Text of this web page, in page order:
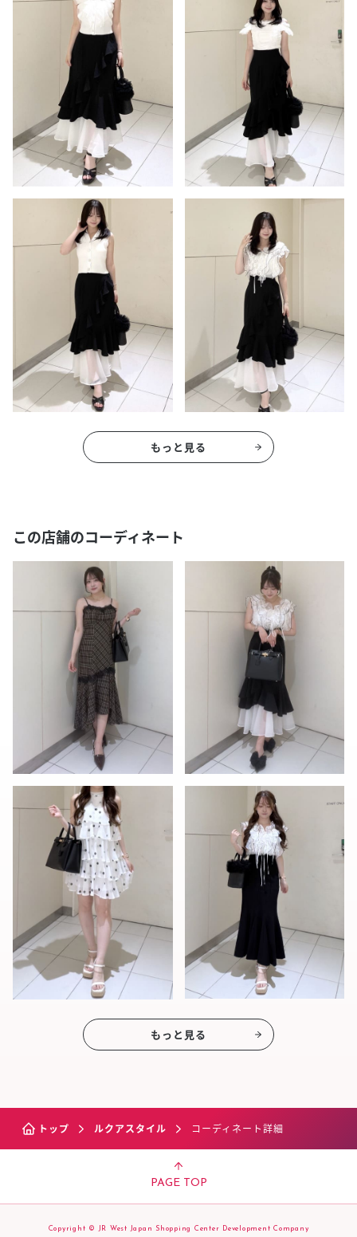
もっと見る
この店舗のコーディネート
もっと見る
トップ ルクアスタイル コーディネート詳細
PAGE TOP
Copyright © JR West Japan Shopping Center Development Company